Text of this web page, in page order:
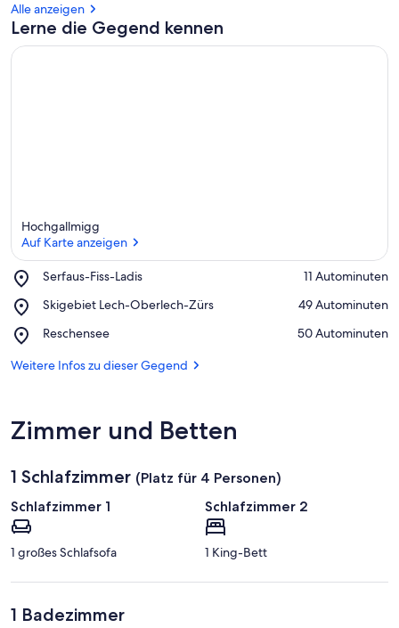
Alle anzeigen
Lerne die Gegend kennen
Hochgallmigg
Auf Karte anzeigen
Serfaus-Fiss-Ladis
Place,
Fiss-
‪11 Autominuten‬
Skigebiet Lech-Oberlech-Zürs
Place,
Lech-
Zürs
‪49 Autominuten‬
Reschensee
Place,
‪50 Autominuten‬
Weitere Infos zu dieser Gegend
Zimmer und Betten
1 Schlafzimmer (Platz für 4 Personen)
Schlafzimmer 1
1 großes Schlafsofa
Schlafzimmer 2
1 King-Bett
1 Badezimmer